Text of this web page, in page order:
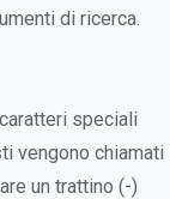
di ricerca.
speciali
vengono chiamati
un trattino (-)